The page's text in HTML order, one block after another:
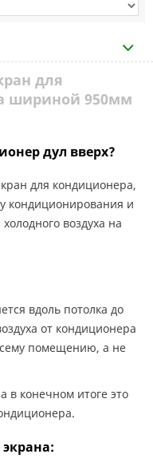
для
шириной 950мм
дул вверх?
кондиционирования и
воздуха на
от кондиционера
помещению, а не